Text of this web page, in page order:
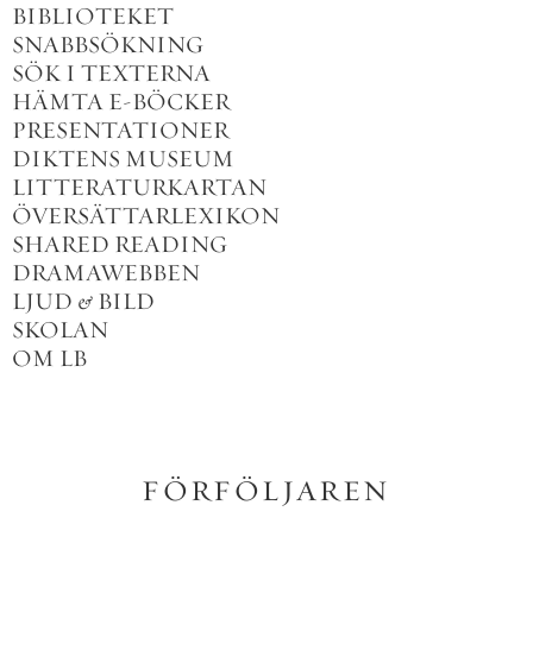
BIBLIOTEKET
SNABBSÖKNING
SÖK I TEXTERNA
HÄMTA E-BÖCKER
PRESENTATIONER
DIKTENS MUSEUM
LITTERATURKARTAN
ÖVERSÄTTARLEXIKON
SHARED READING
DRAMAWEBBEN
LJUD & BILD
SKOLAN
OM LB
FÖRFÖLJAREN